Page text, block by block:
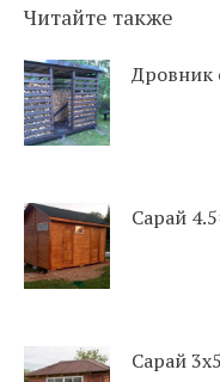
Читайте также
Дровник
Сарай
Сарай